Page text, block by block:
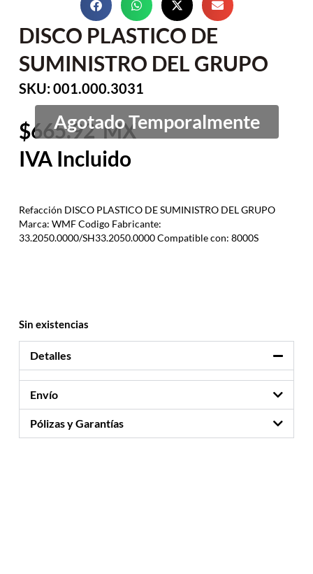
DISCO PLASTICO DE
SUMINISTRO DEL GRUPO
SKU: 001.000.3031
665.92
Refacción DISCO PLASTICO DE SUMINISTRO DEL GRUPO
Marca: WMF Codigo Fabricante:
33.2050.0000/SH33.2050.0000 Compatible con: 8000S
Sin existencias
Detalles
Envío
Pólizas y Garantías